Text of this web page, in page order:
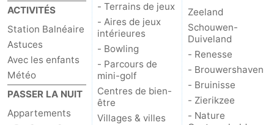
ACTIVITÉS
Station Balnéaire
Astuces
Avec les enfants
Météo
PASSER LA NUIT
Appartements
- Terrains de jeux
- Aires de jeux
intérieures
- Bowling
- Parcours de
mini-golf
Centres de bien-
être
Villages & villes
Zeeland
Schouwen-
Duiveland
- Renesse
- Brouwershaven
- Bruinisse
- Zierikzee
- Nature